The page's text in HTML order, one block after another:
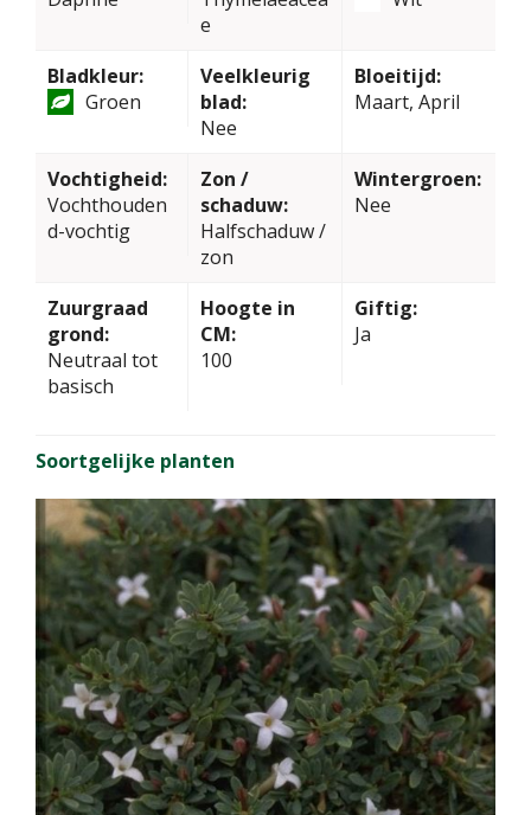
e
Bladkleur:
Groen
Veelkleurig
blad:
Nee
Bloeitijd:
Maart, April
Vochtigheid:
Vochthouden
d-vochtig
Zon /
schaduw:
Halfschaduw /
zon
Wintergroen:
Nee
Zuurgraad
grond:
Neutraal tot
basisch
Hoogte in
CM:
100
Giftig:
Ja
Soortgelijke planten